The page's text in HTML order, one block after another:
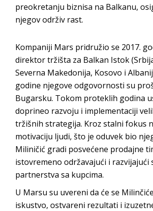
preokretanju biznisa na Balkanu,
njegov održiv rast.
Kompaniji Mars pridružio se 2017.
direktor tržišta za Balkan Istok
Severna Makedonija, Kosovo i
godine njegove odgovornosti su
Bugarsku. Tokom proteklih godina
doprineo razvoju i implementaciji
tržišnih strategija. Kroz stalni fokus
motivaciju ljudi, što je oduvek bio
Miliničić gradi posvećene prodajne
istovremeno održavajući i razvijajući
partnerstva sa kupcima.
U Marsu su uvereni da će se
iskustvo, ostvareni rezultati i